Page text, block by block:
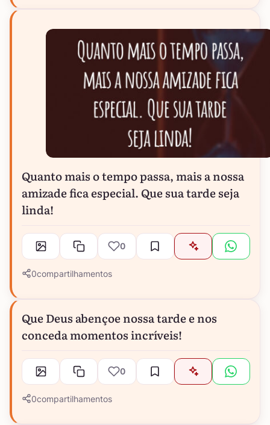
Quanto mais o tempo passa, mais a nossa
amizade fica especial. Que sua tarde seja
linda!
0
0compartilhamentos
Que Deus abençoe nossa tarde e nos
conceda momentos incríveis!
0
0compartilhamentos